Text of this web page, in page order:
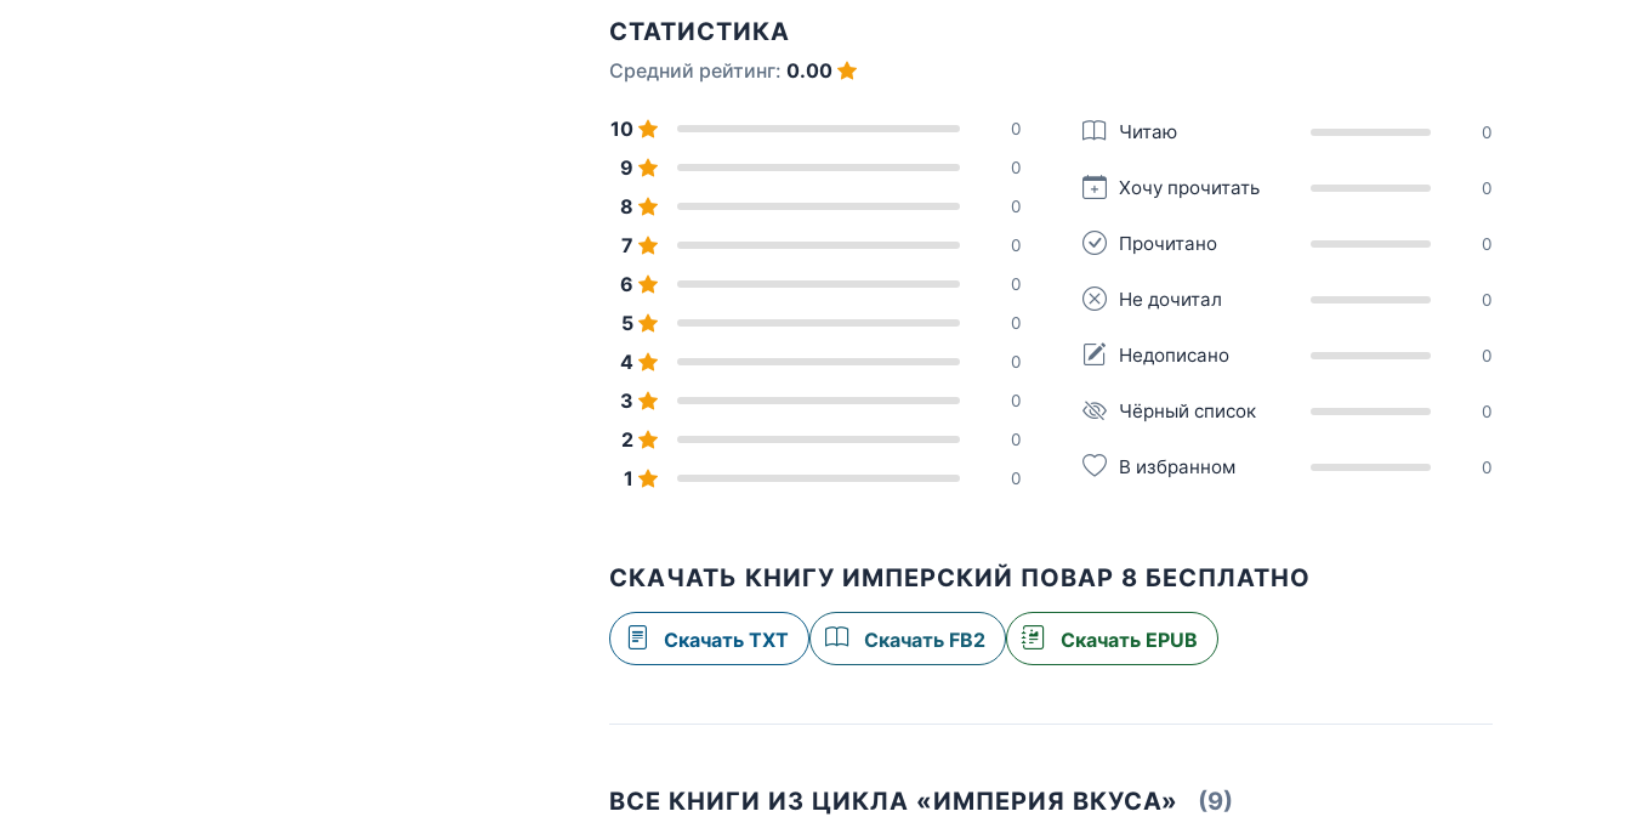
СТАТИСТИКА
Средний рейтинг: 0.00
10 0
9 0
8 0
7 0
6 0
5 0
4 0
3 0
2 0
1 0
Читаю 0
Хочу прочитать 0
Прочитано 0
Не дочитал 0
Недописано 0
Чёрный список 0
В избранном 0
СКАЧАТЬ КНИГУ ИМПЕРСКИЙ ПОВАР 8 БЕСПЛАТНО
Скачать TXT Скачать FB2 Скачать EPUB
ВСЕ КНИГИ ИЗ ЦИКЛА «ИМПЕРИЯ ВКУСА» (9)